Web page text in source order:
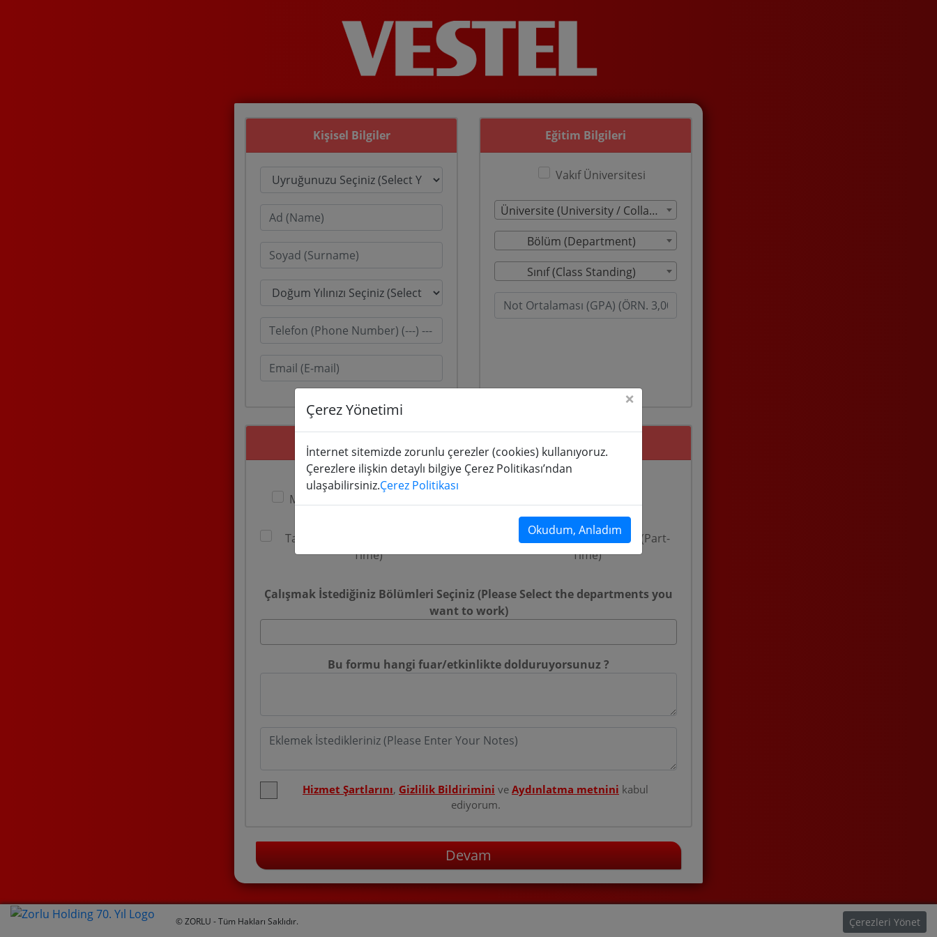
Kişisel Bilgiler Eğitim Bilgileri
Vakıf Üniversitesi
Üniversite (University / Collage)
Bölüm (Department)
Sınıf (Class Standing)
MT (Management Trainee)
Tam Zamanlı İş Başvurusu (Full-
Time)
Yarı Zamanlı İş Başvurusu (Part-
Time)
Çalışmak İstediğiniz Bölümleri Seçiniz (Please Select the departments you
want to work)
Bu formu hangi fuar/etkinlikte dolduruyorsunuz ?
Hizmet Şartlarını, Gizlilik Bildirimini ve Aydınlatma metnini kabul
ediyorum.
© ZORLU - Tüm Hakları Saklıdır. Çerezleri Yönet
Çerez Yönetimi ×
İnternet sitemizde zorunlu çerezler (cookies) kullanıyoruz.
Çerezlere ilişkin detaylı bilgiye Çerez Politikası’ndan
ulaşabilirsiniz.Çerez Politikası
Okudum, Anladım